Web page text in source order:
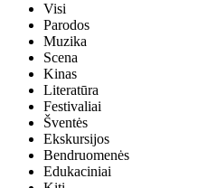
Visi
Parodos
Muzika
Scena
Kinas
Literatūra
Festivaliai
Šventės
Ekskursijos
Bendruomenės
Edukaciniai